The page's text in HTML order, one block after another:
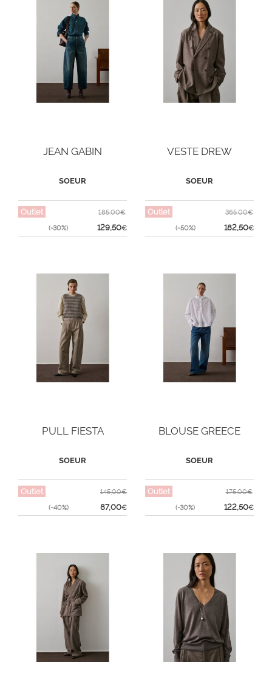
JEAN GABIN
SOEUR
Outlet
(-30%)
185,00€
129,50€
VESTE DREW
SOEUR
Outlet
(-50%)
365,00€
182,50€
PULL FIESTA
SOEUR
Outlet
(-40%)
145,00€
87,00€
BLOUSE GREECE
SOEUR
Outlet
(-30%)
175,00€
122,50€